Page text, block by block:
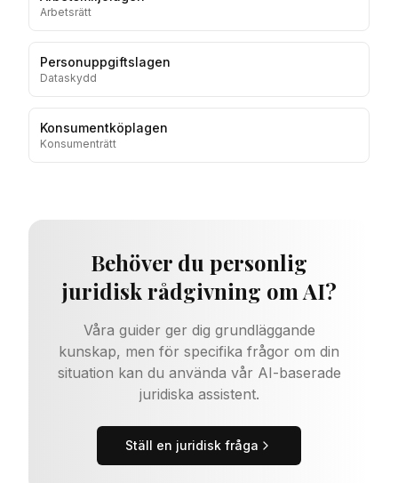
Arbetsrätt
Personuppgiftslagen
Dataskydd
Konsumentköplagen
Konsumenträtt
Behöver du personlig
juridisk rådgivning om AI?
Våra guider ger dig grundläggande
kunskap, men för specifika frågor om din
situation kan du använda vår AI-baserade
juridiska assistent.
Ställ en juridisk fråga